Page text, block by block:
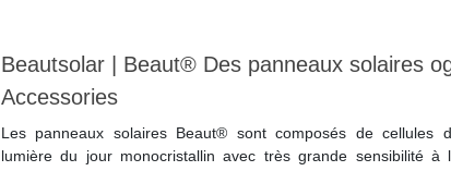
Beautsolar | Beaut® Des panneaux solaires
Accessories
Les panneaux solaires Beaut® sont composés de cellules
lumière du jour monocristallin avec très grande sensibilité à